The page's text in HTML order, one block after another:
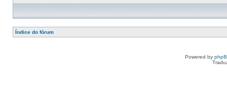
Índice do fórum
Powered by